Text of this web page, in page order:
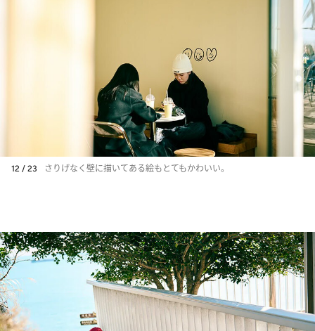
12 / 23 さりげなく壁に描いてある絵もとてもかわいい。